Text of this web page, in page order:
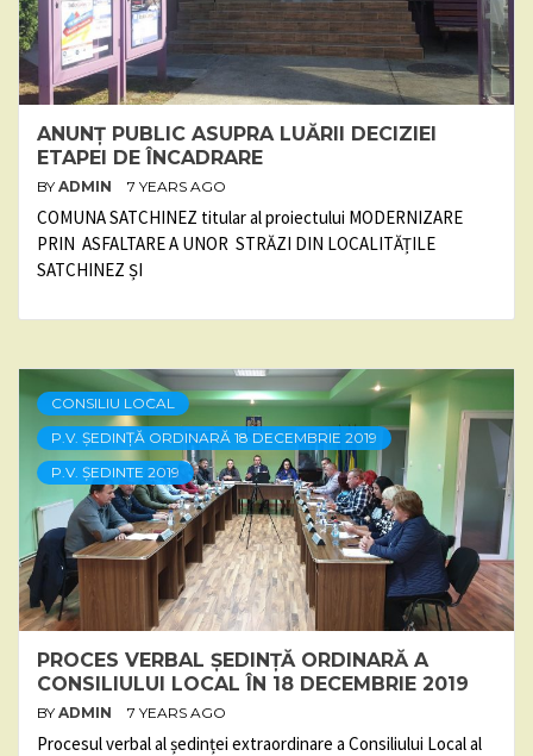
ANUNȚ PUBLIC ASUPRA LUĂRII DECIZIEI
ETAPEI DE ÎNCADRARE
BY ADMIN 7 YEARS AGO
COMUNA SATCHINEZ titular al proiectului MODERNIZARE
PRIN ASFALTARE A UNOR STRĂZI DIN LOCALITĂȚILE
SATCHINEZ ȘI
CONSILIU LOCAL
P.V. ȘEDINȚĂ ORDINARĂ 18 DECEMBRIE 2019
P.V. ȘEDINTE 2019
PROCES VERBAL ȘEDINȚĂ ORDINARĂ A
CONSILIULUI LOCAL ÎN 18 DECEMBRIE 2019
BY ADMIN 7 YEARS AGO
Procesul verbal al ședinței extraordinare a Consiliului Local al